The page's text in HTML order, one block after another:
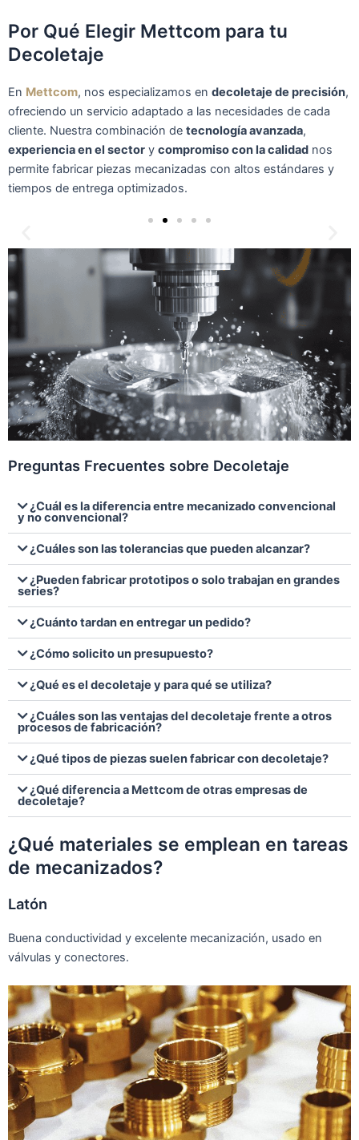
Por Qué Elegir Mettcom para tu
Decoletaje
En Mettcom, nos especializamos en decoletaje de precisión,
ofreciendo un servicio adaptado a las necesidades de cada
cliente. Nuestra combinación de tecnología avanzada,
experiencia en el sector y compromiso con la calidad nos
permite fabricar piezas mecanizadas con altos estándares y
tiempos de entrega optimizados.
Versatilidad en Producción
las necesidades de cada cliente, independientemente del
Preguntas Frecuentes sobre Decoletaje
¿Cuál es la diferencia entre mecanizado convencional
y no convencional?
¿Cuáles son las tolerancias que pueden alcanzar?
¿Pueden fabricar prototipos o solo trabajan en grandes
series?
¿Cuánto tardan en entregar un pedido?
¿Cómo solicito un presupuesto?
¿Qué es el decoletaje y para qué se utiliza?
¿Cuáles son las ventajas del decoletaje frente a otros
procesos de fabricación?
¿Qué tipos de piezas suelen fabricar con decoletaje?
¿Qué diferencia a Mettcom de otras empresas de
decoletaje?
¿Qué materiales se emplean en tareas
de mecanizados?
Latón
Buena conductividad y excelente mecanización, usado en
válvulas y conectores.